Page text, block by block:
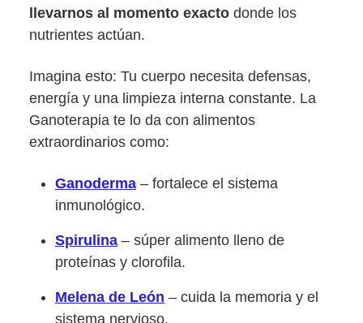
llevarnos al momento exacto donde los
nutrientes actúan.
Imagina esto: Tu cuerpo necesita defensas,
energía y una limpieza interna constante. La
Ganoterapia te lo da con alimentos
extraordinarios como:
Ganoderma – fortalece el sistema
inmunológico.
Spirulina – súper alimento lleno de
proteínas y clorofila.
Melena de León – cuida la memoria y el
sistema nervioso.